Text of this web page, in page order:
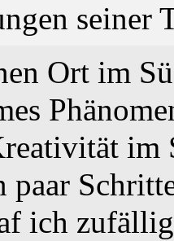
seiner
Ort im
paar
ich